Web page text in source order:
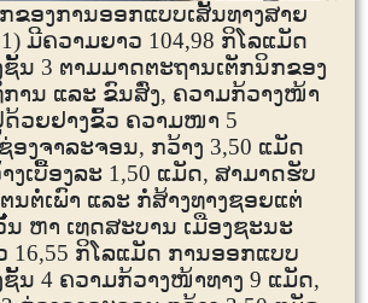
ຂອງການອອກແບບເສັ້ນທາງສາຍ
) ມີຄວາມຍາວ 104,98 ກິໂລແມັດ
ຊັ້ນ 3 ຕາມມາດຕະຖານເຕັກນິກຂອງ
ການ ແລະ ຂົນສົ່ງ, ຄວາມກ້ວາງໜ້າ
ດ້ວຍຢາງຂົ້ວ ຄວາມໜາ 5
ຊ່ອງຈາລະຈອນ, ກວ້າງ 3,50 ແມັດ
ງເບື້ອງລະ 1,50 ແມັດ, ສາມາດຮັບ
ນຕໍ່ເພົາ ແລະ ກໍ່ສ້າງທາງຊອຍແຕ່
ຫາ ເທດສະບານ ເມືອງຊະນະ
16,55 ກິໂລແມັດ ການອອກແບບ
ຊັ້ນ4 ຄວາມກ້ວາງໜ້າທາງ9 ແມັດ,